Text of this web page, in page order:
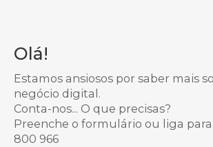
Olá!
Estamos ansiosos por saber mais
negócio digital.
Conta-nos... O que precisas?
Preenche o formulário ou liga para
800 966